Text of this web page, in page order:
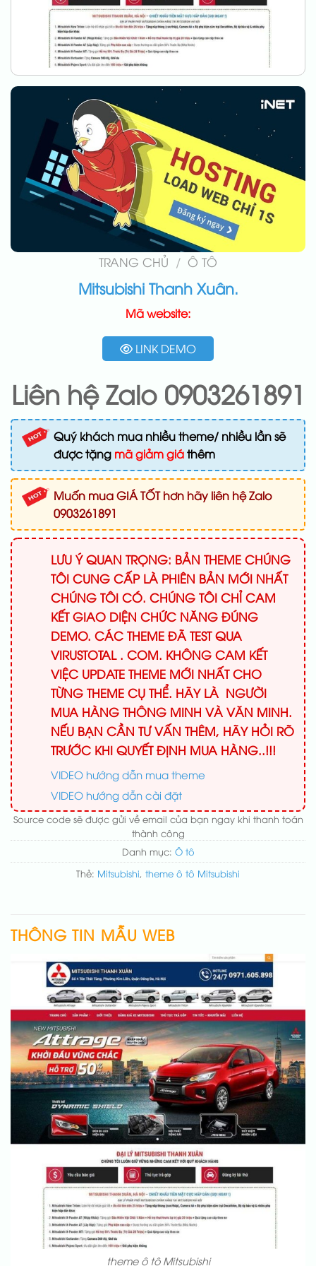
TRANG CHỦ / Ô TÔ
Mitsubishi Thanh Xuân.
Mã website:
LINK DEMO
Liên hệ Zalo 0903261891
Quý khách mua nhiều theme/ nhiều lần sẽ
được tặng mã giảm giáthêm
Muốn mua GIÁ TỐT hơn hãy liên hệ Zalo
0903261891
LƯU Ý QUAN TRỌNG: BẢN THEME CHÚNG
TÔI CUNG CẤP LÀ PHIÊN BẢN MỚI NHẤT
CHÚNG TÔI CÓ. CHÚNG TÔI CHỈ CAM
KẾT GIAO DIỆN CHỨC NĂNG ĐÚNG
DEMO. CÁC THEME ĐÃ TEST QUA
VIRUSTOTAL . COM. KHÔNG CAM KẾT
VIỆC UPDATE THEME MỚI NHẤT CHO
TỪNG THEME CỤ THỂ. HÃY LÀ NGƯỜI
MUA HÀNG THÔNG MINH VÀ VĂN MINH.
NẾU BẠN CẦN TƯ VẤN THÊM, HÃY HỎI RÕ
TRƯỚC KHI QUYẾT ĐỊNH MUA HÀNG..!!!
VIDEO hướng dẫn mua theme
VIDEO hướng dẫn cài đặt
Source code sẽ được gửi về email của bạn ngay khi thanh toán
thành công
Danh mục: Ô tô
Thẻ: Mitsubishi, theme ô tô Mitsubishi
THÔNG TIN MẪU WEB
theme ô tô Mitsubishi